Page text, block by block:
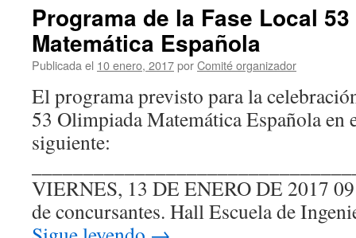
Programa de la Fase Local
Matemática Española
Publicada el 10 enero, 2017porComité organizador
El programa previsto para la
53 Olimpiada Matemática Española en
siguiente:
VIERNES, 13 DE ENERO DE 2017
de concursantes. Hall Escuela de